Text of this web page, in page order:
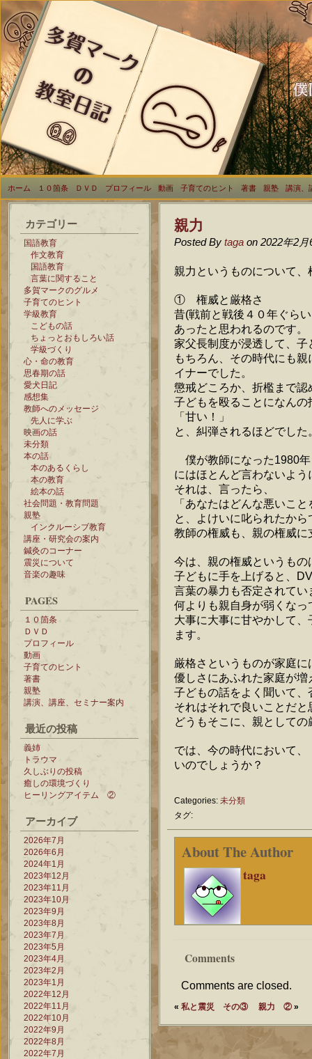
ホーム １０箇条 ＤＶＤ プロフィール 動画 子育てのヒント 著書 親塾 講演、
カテゴリー
国語教育
作文教育
国語教育
言葉に関すること
多賀マークのグルメ
子育てのヒント
学級教育
こどもの話
ちょっとおもしろい話
学級づくり
心・命の教育
思春期の話
愛犬日記
感想集
教師へのメッセージ
先人に学ぶ
映画の話
未分類
本の話
本のあるくらし
本の教育
絵本の話
社会問題・教育問題
親塾
インクルーシブ教育
講座・研究会の案内
鍼灸のコーナー
震災について
音楽の趣味
PAGES
１０箇条
ＤＶＤ
プロフィール
動画
子育てのヒント
著書
親塾
講演、講座、セミナー案内
最近の投稿
義姉
トラウマ
久しぶりの投稿
癒しの環境づくり
ヒーリングアイテム ②
アーカイブ
2026年7月
2026年6月
2024年1月
2023年12月
2023年11月
2023年10月
2023年9月
2023年8月
2023年7月
2023年5月
2023年4月
2023年2月
2023年1月
2022年12月
2022年11月
2022年10月
2022年9月
2022年8月
2022年7月
親力
Posted By taga on 2022年2月
親力というものについて
① 権威と厳格さ
昔(戦前と戦後４０年ぐら
あったと思われるのです。
家父長制度が浸透して、
もちろん、その時代にも
イナーでした。
懲戒どころか、折檻まで
子どもを殴ることになん
「甘い！」
と、糾弾されるほどでした
僕が教師になった1980
にはほとんど言わないよ
それは、言ったら、
「あなたはどんな悪いこ
と、よけいに叱られたから
教師の権威も、親の権威
今は、親の権威というも
子どもに手を上げると、
言葉の暴力も否定されてい
何よりも親自身が弱くな
大事に大事に甘やかして
ます。
厳格さというものが家庭
優しさにあふれた家庭が増
子どもの話をよく聞いて
それはそれで良いことだと
どうもそこに、親として
では、今の時代において
いのでしょうか？
Categories: 未分類
タグ:
About The Author
taga
Comments
Comments are closed.
« 私と震災 その③ 親力 ② »